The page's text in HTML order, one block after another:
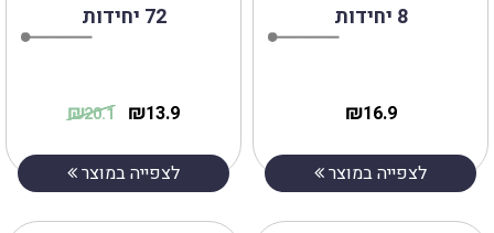
72 יחידות
13.9
₪
20.1
₪
לצפייה במוצר
8 יחידות
16.9
₪
לצפייה במוצר